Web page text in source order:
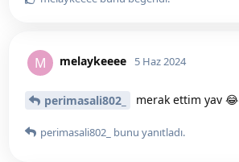
M melaykeeee 5 Haz 2024
perimasali802_ merak ettim yav 😂
perimasali802_ bunu yanıtladı.